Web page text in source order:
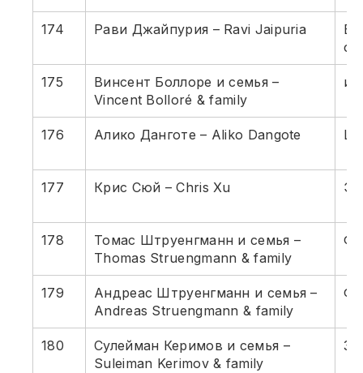
174 Рави Джайпурия – Ravi Jaipuria
175
Винсент Боллоре и семья –
Vincent Bolloré & family
176 Алико Данготе – Aliko Dangote
177 Крис Сюй – Chris Xu
178
Томас Штруенгманн и семья –
Thomas Struengmann & family
179
Андреас Штруенгманн и семья –
Andreas Struengmann & family
180
Сулейман Керимов и семья –
Suleiman Kerimov & family